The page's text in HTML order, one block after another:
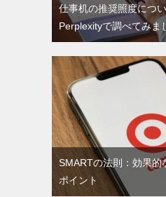
仕事机の推奨照度につ
Perplexityで調べてみま
SMARTの法則：効果的
ポイント